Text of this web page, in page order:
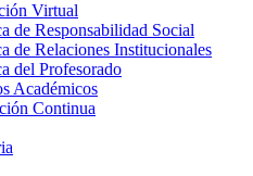
Virtual
de Responsabilidad Social
de Relaciones Institucionales
del Profesorado
Académicos
Continua